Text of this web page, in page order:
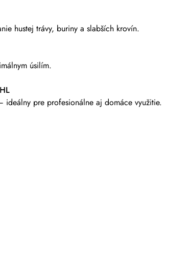
hustej trávy, buriny a slabších krovín.
úsilím.
pre profesionálne aj domáce využitie.